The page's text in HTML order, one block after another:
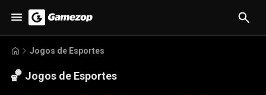
Jogos de Esportes
🏀 Jogos de Esportes